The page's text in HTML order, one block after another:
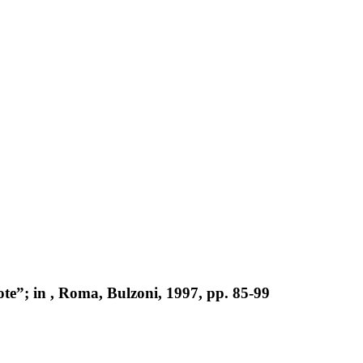
in , Roma, Bulzoni, 1997, pp. 85-99